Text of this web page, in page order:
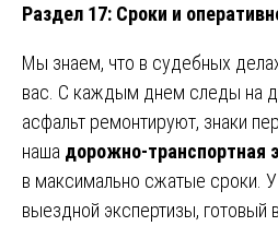
Раздел 17: Сроки и
Мы знаем, что в судебных
вас. С каждым днем следы на
асфальт ремонтируют, знаки
наша дорожно-транспортная
в максимально сжатые сроки.
выездной экспертизы, готовый